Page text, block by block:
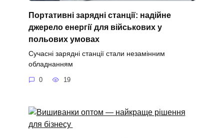
Портативні зарядні станції: надійне
джерело енергії для військових у
польових умовах
Сучасні зарядні станції стали незамінним
обладнанням
0 19